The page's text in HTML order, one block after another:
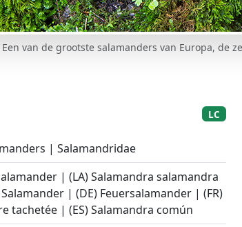
Een van de grootste salamanders van Europa, de
LC
| Salamandridae
| (LA) Salamandra salamandra
Salamander | (DE) Feuersalamander | (FR)
tachetée | (ES) Salamandra común